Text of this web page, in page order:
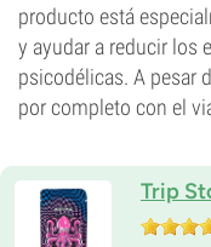
producto está
y ayudar a reducir los
psicodélicas. A pesar
por completo con el
Trip